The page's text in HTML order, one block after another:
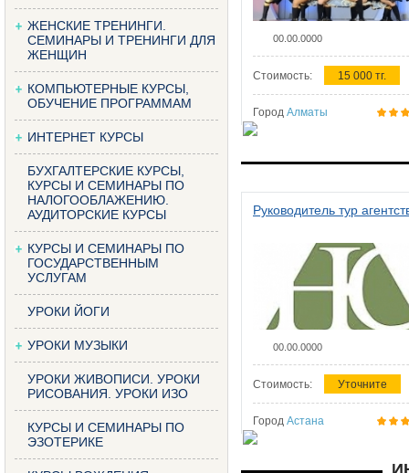
ЖЕНСКИЕ ТРЕНИНГИ.
СЕМИНАРЫ И ТРЕНИНГИ ДЛЯ
ЖЕНЩИН
КОМПЬЮТЕРНЫЕ КУРСЫ,
ОБУЧЕНИЕ ПРОГРАММАМ
ИНТЕРНЕТ КУРСЫ
БУХГАЛТЕРСКИЕ КУРСЫ,
КУРСЫ И СЕМИНАРЫ ПО
НАЛОГООБЛАЖЕНИЮ.
АУДИТОРСКИЕ КУРСЫ
КУРСЫ И СЕМИНАРЫ ПО
ГОСУДАРСТВЕННЫМ
УСЛУГАМ
УРОКИ ЙОГИ
УРОКИ МУЗЫКИ
УРОКИ ЖИВОПИСИ. УРОКИ
РИСОВАНИЯ. УРОКИ ИЗО
КУРСЫ И СЕМИНАРЫ ПО
ЭЗОТЕРИКЕ
00.00.0000
Стоимость: 15 000 тг.
Город Алматы
Руководитель тур
00.00.0000
Стоимость: Уточните
Город Астана